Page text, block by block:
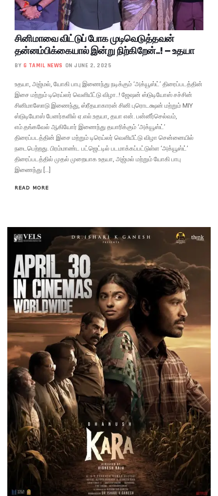
சினிமாவை விட்டுப் போக முடிவெடுத்தவன்
தன்னம்பிக்கையால் இன்று நிற்கிறேன்..! – உதயா
BY G TAMIL NEWS ON JUNE 2, 2025
உதயா, அஜ்மல், யோகி பாபு இணைந்து நடிக்கும் ‘அக்யூஸ்ட்’ திரைப்படத்தின்
இசை மற்றும் டிரெய்லர் வெளியீட்டு விழா..! ஜேஷன் ஸ்டுடியோஸ் சச்சின்
சினிமாஸோடு இணைந்து, ஸ்ரீதயாகாரன் சினி புரொடக்ஷன் மற்றும் MIY
ஸ்டுடியோஸ் பேனர்களில் ஏ.எல்.உதயா, தயா என். பன்னீர்செல்வம்,
எம்.தங்கவேல் ஆகியோர் இணைந்து தயாரிக்கும் ‘அக்யூஸ்ட்’
திரைப்படத்தின் இசை மற்றும் டிரெய்லர் வெளியீட்டு விழா சென்னையில்
நடைபெற்றது. பிரம்மாண்ட பட்ஜெட்டில் படமாக்கப்பட்டுள்ள ‘அக்யூஸ்ட்’
திரைப்படத்தில் முதல் முறையாக உதயா, அஜ்மல் மற்றும் யோகி பாபு
இணைந்து […]
READ MORE